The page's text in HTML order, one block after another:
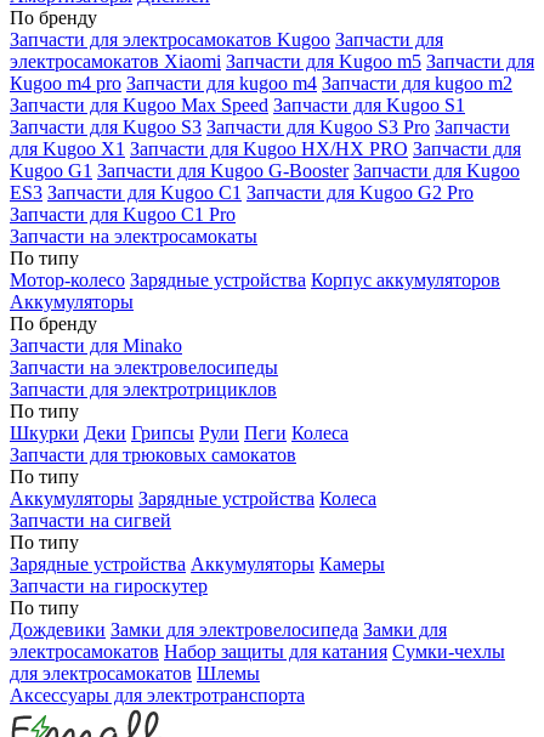
По бренду
Запчасти для электросамокатов Kugoo Запчасти для
электросамокатов Xiaomi Запчасти для Kugoo m5 Запчасти для
Кugoo m4 pro Запчасти для kugoo m4 Запчасти для kugoo m2
Запчасти для Kugoo Max Speed Запчасти для Kugoo S1
Запчасти для Kugoo S3 Запчасти для Kugoo S3 Pro Запчасти
для Kugoo X1 Запчасти для Kugoo HX/HX PRO Запчасти для
Kugoo G1 Запчасти для Kugoo G-Booster Запчасти для Kugoo
ES3 Запчасти для Kugoo C1 Запчасти для Kugoo G2 Pro
Запчасти для Kugoo C1 Pro
Запчасти на электросамокаты
По типу
Мотор-колесо Зарядные устройства Корпус аккумуляторов
Аккумуляторы
По бренду
Запчасти для Minako
Запчасти на электровелосипеды
Запчасти для электротрициклов
По типу
Шкурки Деки Грипсы Рули Пеги Колеса
Запчасти для трюковых самокатов
По типу
Аккумуляторы Зарядные устройства Колеса
Запчасти на сигвей
По типу
Зарядные устройства Аккумуляторы Камеры
Запчасти на гироскутер
По типу
Дождевики Замки для электровелосипеда Замки для
электросамокатов Набор защиты для катания Сумки-чехлы
для электросамокатов Шлемы
Аксессуары для электротранспорта